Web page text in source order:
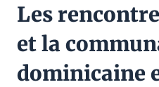
Les
et la
dominicaine